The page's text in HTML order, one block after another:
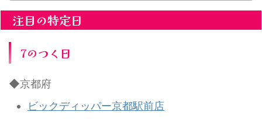
注目の特定日
7のつく日
◆京都府
ビックディッパー京都駅前店